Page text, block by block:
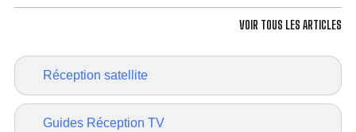
Réception satellite
Guides Réception TV
VOIR TOUS LES ARTICLES